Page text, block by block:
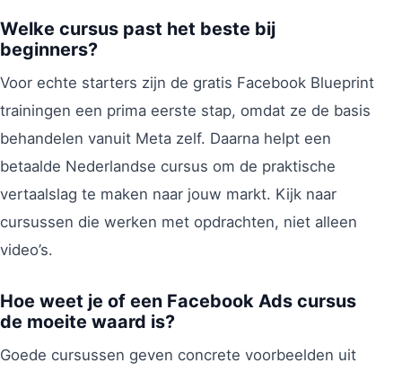
Welke cursus past het beste bij
beginners?
Voor echte starters zijn de gratis Facebook Blueprint
trainingen een prima eerste stap, omdat ze de basis
behandelen vanuit Meta zelf. Daarna helpt een
betaalde Nederlandse cursus om de praktische
vertaalslag te maken naar jouw markt. Kijk naar
cursussen die werken met opdrachten, niet alleen
video’s.
Hoe weet je of een Facebook Ads cursus
de moeite waard is?
Goede cursussen geven concrete voorbeelden uit